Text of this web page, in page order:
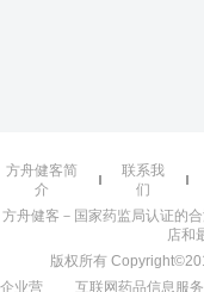
方舟健客简
介
联系我
们
方舟健客－国家药监局认证的
店和
版权所有
企业营
互联网药品信息服